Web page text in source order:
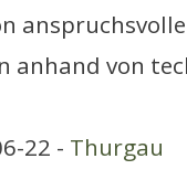
anhand von
22 - Thurgau